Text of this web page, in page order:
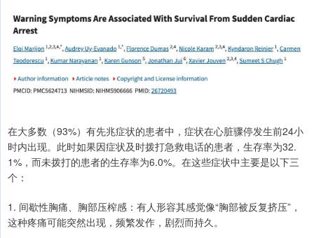
在大多数（93%）有先兆症状的患者中，症状在心脏骤停发生前24小
时内出现。此时如果因症状及时拨打急救电话的患者，生存率为32.
1%，而未拨打的患者的生存率为6.0%。在这些症状中主要是以下三
个：
1. 间歇性胸痛、胸部压榨感：有人形容其感觉像“胸部被反复挤压”，
这种疼痛可能突然出现，频繁发作，剧烈而持久。